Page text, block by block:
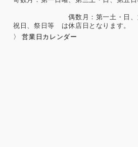
偶数月：第一土・日、第三
祝日、祭日等 は休店日となります。
〉 営業日カレンダー